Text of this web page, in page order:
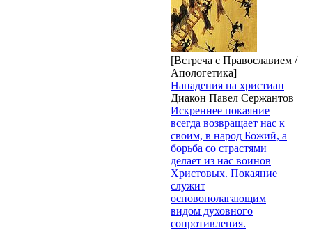
[Встреча с Православием /
Апологетика]
Нападения на христиан
Диакон Павел Сержантов
Искреннее покаяние
всегда возвращает нас к
своим, в народ Божий, а
борьба со страстями
делает из нас воинов
Христовых. Покаяние
служит
основополагающим
видом духовного
сопротивления.